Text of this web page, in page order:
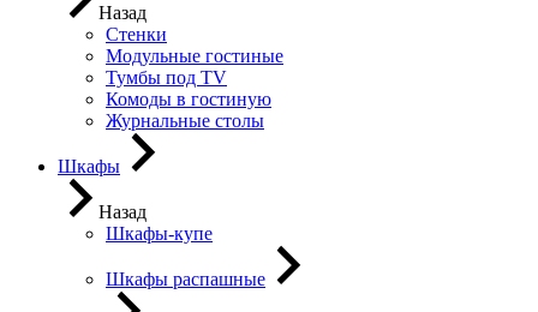
Назад
Стенки
Модульные гостиные
Тумбы под ТV
Комоды в гостиную
Журнальные столы
Шкафы
Назад
Шкафы-купе
Шкафы распашные